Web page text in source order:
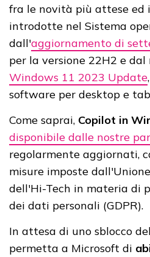
fra le novità più attese ed
introdotte nel Sistema
dall'aggiornamento di
per la versione 22H2 e
Windows 11 2023 Update
software per desktop e
Come saprai, Copilot in
disponibile dalle nostre
regolarmente aggiornati,
misure imposte
dell'Hi-Tech in materia di
dei dati personali (GDPR).
In attesa di uno sblocco
permetta a Microsoft di